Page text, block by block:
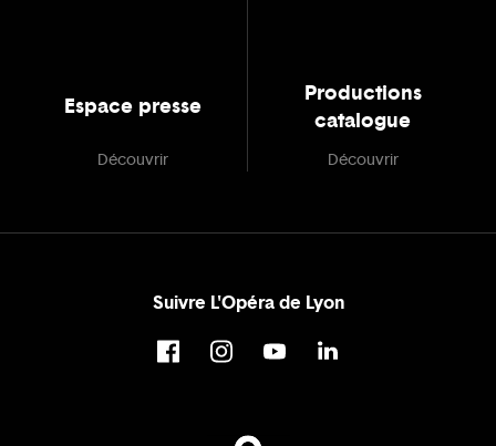
Espace presse
Découvrir
Productions
catalogue
Découvrir
Suivre L'Opéra de Lyon